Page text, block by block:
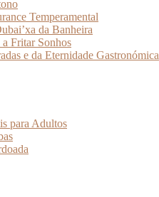
Temperamental
da Banheira
Fritar Sonhos
e da Eternidade Gastronómica
para Adultos